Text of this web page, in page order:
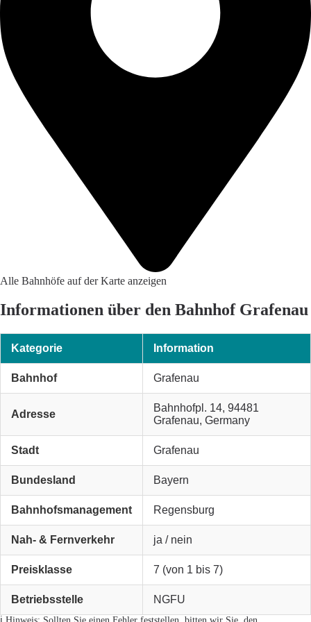
Alle Bahnhöfe auf der Karte anzeigen
Informationen über den Bahnhof Grafenau
Kategorie Information
Bahnhof Grafenau
Adresse
Bahnhofpl. 14, 94481
Grafenau, Germany
Stadt Grafenau
Bundesland Bayern
Bahnhofsmanagement Regensburg
Nah- & Fernverkehr ja / nein
Preisklasse 7 (von 1 bis 7)
Betriebsstelle NGFU